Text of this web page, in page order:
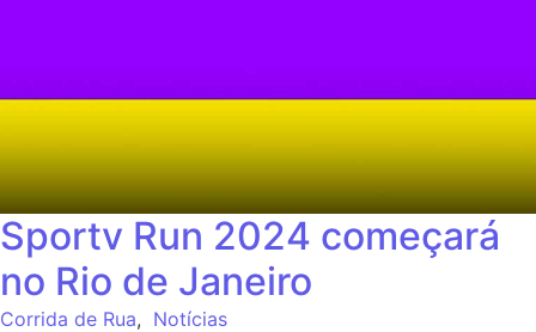
Sportv Run 2024 começará
no Rio de Janeiro
Corrida de Rua, Notícias